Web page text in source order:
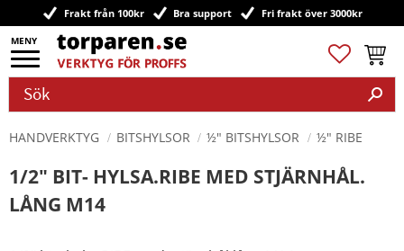
Meny
Frakt från 100kr Bra support Fri frakt över 3000kr
Favoriter
HANDVERKTYG BITSHYLSOR ½" BITSHYLSOR ½" RIBE
1/2" BIT- HYLSA.RIBE MED STJÄRNHÅL.
LÅNG M14